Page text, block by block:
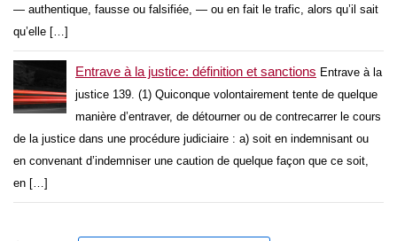
— authentique, fausse ou falsifiée, — ou en fait le trafic, alors qu’il sait
qu’elle […]
Entrave à la justice: définition et sanctions Entrave à la
justice 139. (1) Quiconque volontairement tente de quelque
manière d’entraver, de détourner ou de contrecarrer le cours
de la justice dans une procédure judiciaire : a) soit en indemnisant ou
en convenant d’indemniser une caution de quelque façon que ce soit,
en […]